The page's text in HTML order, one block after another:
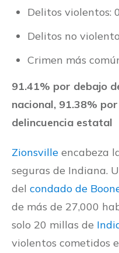
Delitos violentos:
Delitos no
Crimen más
91.41% por debajo
nacional, 91.38%
delincuencia estatal
Zionsville encabeza
seguras de Indiana.
del condado de
de más de 27,000
solo 20 millas de
violentos cometidos